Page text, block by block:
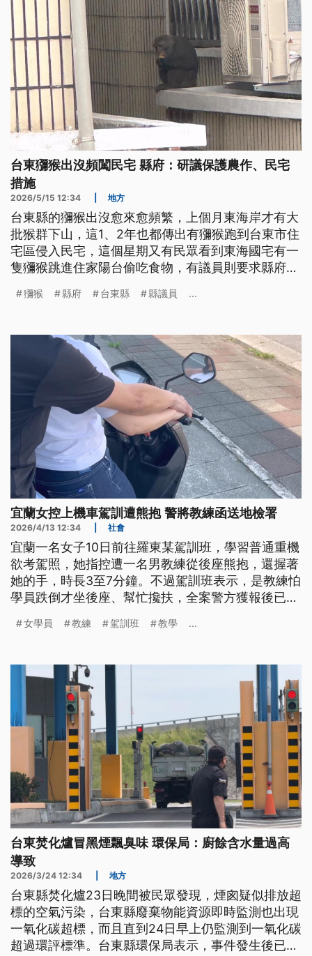
台東獼猴出沒頻闖民宅 縣府：研議保護農作、民宅
措施
2026/5/15 12:34 地方
台東縣的獼猴出沒愈來愈頻繁，上個月東海岸才有大
批猴群下山，這1、2年也都傳出有獼猴跑到台東市住
宅區侵入民宅，這個星期又有民眾看到東海國宅有一
隻獼猴跳進住家陽台偷吃食物，有議員則要求縣府建
獼猴 縣府 台東縣 縣議員 ...
宜蘭女控上機車駕訓遭熊抱 警將教練函送地檢署
2026/4/13 12:34 社會
宜蘭一名女子10日前往羅東某駕訓班，學習普通重機
欲考駕照，她指控遭一名男教練從後座熊抱，還握著
她的手，時長3至7分鐘。不過駕訓班表示，是教練怕
學員跌倒才坐後座、幫忙攙扶，全案警方獲報後已將
女學員 教練 駕訓班 教學 ...
台東焚化爐冒黑煙飄臭味 環保局：廚餘含水量過高
導致
2026/3/24 12:34 地方
台東縣焚化爐23日晚間被民眾發現，煙囪疑似排放超
標的空氣污染，台東縣廢棄物能資源即時監測也出現
一氧化碳超標，而且直到24日早上仍監測到一氧化碳
超過環評標準。台東縣環保局表示，事件發生後已立